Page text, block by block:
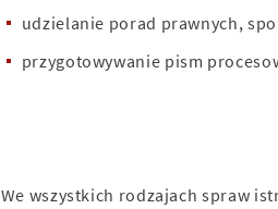
udzielanie porad prawnych,
przygotowywanie pism
We wszystkich rodzajach spraw